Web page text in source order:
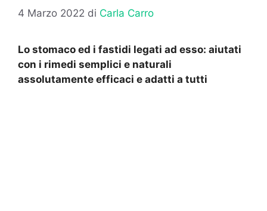
4 Marzo 2022 di Carla Carro
Lo stomaco ed i fastidi legati ad esso: aiutati
con i rimedi semplici e naturali
assolutamente efficaci e adatti a tutti